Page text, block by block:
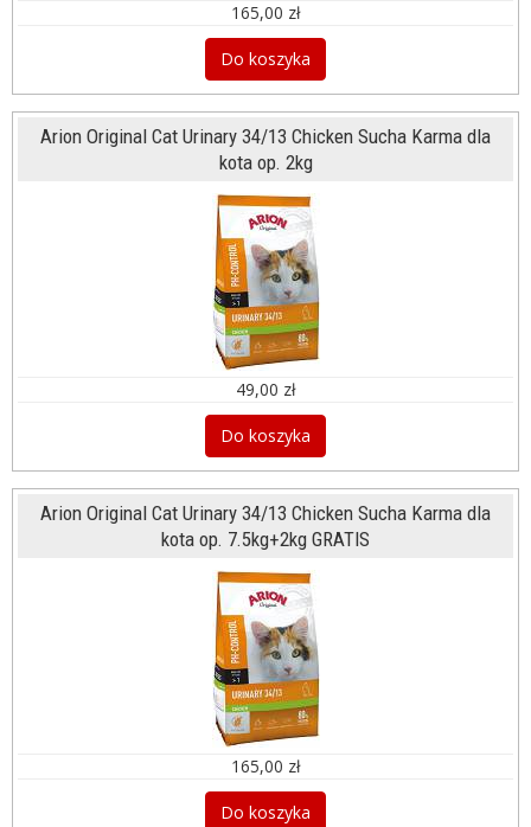
165,00 zł
Do koszyka
Arion Original Cat Urinary 34/13 Chicken Sucha Karma dla
kota op. 2kg
49,00 zł
Do koszyka
Arion Original Cat Urinary 34/13 Chicken Sucha Karma dla
kota op. 7.5kg+2kg GRATIS
165,00 zł
Do koszyka